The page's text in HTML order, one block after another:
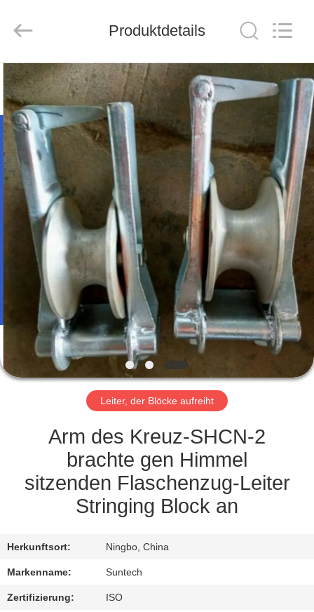
ZU
HAUSE
PRODUKTE
ÜBER
UNS
WERKSBESICHTIGUNG
QUALITÄTSKONTROLLE
NEUIGKEITEN
BITTE UM
ANGEBOT
SITEMAP
DATENSCHUTZRICHTLINIE
Tools
Co.,Ltd..
Reserved.
Produktdetails
Leiter, der Blöcke aufreiht
Arm des Kreuz-SHCN-2
brachte gen Himmel
sitzenden Flaschenzug-Leiter
Stringing Block an
Herkunftsort: Ningbo, China
Markenname: Suntech
Zertifizierung: ISO